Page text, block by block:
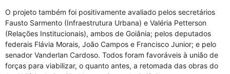
O projeto também foi positivamente avaliado pelos secretários
Fausto Sarmento (Infraestrutura Urbana) e Valéria Petterson
(Relações Institucionais), ambos de Goiânia; pelos deputados
federais Flávia Morais, João Campos e Francisco Junior; e pelo
senador Vanderlan Cardoso. Todos foram favoráveis à união de
forças para viabilizar, o quanto antes, a retomada das obras do